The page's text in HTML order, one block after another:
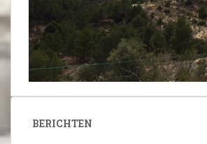
BERICHTEN